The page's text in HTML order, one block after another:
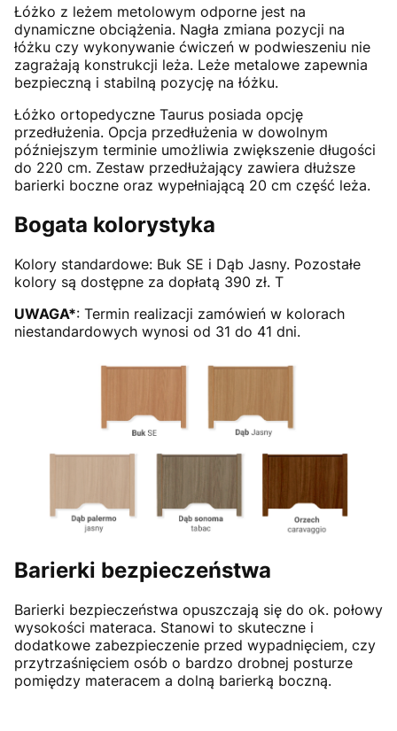
Łóżko z leżem metolowym odporne jest na
dynamiczne obciążenia. Nagła zmiana pozycji na
łóżku czy wykonywanie ćwiczeń w podwieszeniu nie
zagrażają konstrukcji leża. Leże metalowe zapewnia
bezpieczną i stabilną pozycję na łóżku.
Łóżko ortopedyczne Taurus posiada opcję
przedłużenia. Opcja przedłużenia w dowolnym
późniejszym terminie umożliwia zwiększenie długości
do 220 cm. Zestaw przedłużający zawiera dłuższe
barierki boczne oraz wypełniającą 20 cm część leża.
Bogata kolorystyka
Kolory standardowe: Buk SE i Dąb Jasny. Pozostałe
kolory są dostępne za dopłatą 390 zł. T
UWAGA*: Termin realizacji zamówień w kolorach
niestandardowych wynosi od 31 do 41 dni.
Barierki bezpieczeństwa
Barierki bezpieczeństwa opuszczają się do ok. połowy
wysokości materaca. Stanowi to skuteczne i
dodatkowe zabezpieczenie przed wypadnięciem, czy
przytrzaśnięciem osób o bardzo drobnej posturze
pomiędzy materacem a dolną barierką boczną.